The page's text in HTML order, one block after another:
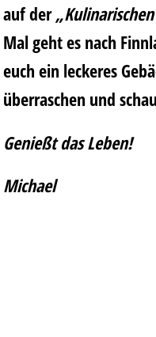
auf der
Mal geht es nach
euch ein leckeres
überraschen und
Genießt das Leben!
Michael